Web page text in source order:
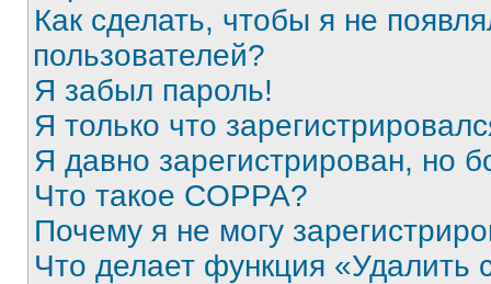
Как сделать, чтобы я не
пользователей?
Я забыл пароль!
Я только что
Я давно зарегистрирован, но
Что такое COPPA?
Почему я не могу
Что делает функция «Удалить